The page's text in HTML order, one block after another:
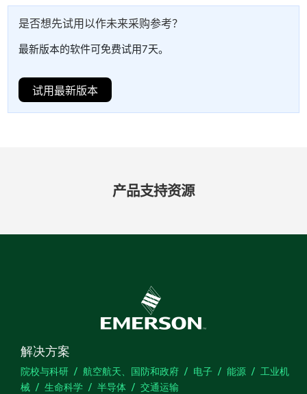
是否想先试用 以作未来采购参考？
最新版本的软件可免费试用7天。
试用最新版本
产品​支持​资源
解决方案
院校与科研 航空航天、国防和政府 电子 能源
工业机
械
生命科学 半导体 交通运输